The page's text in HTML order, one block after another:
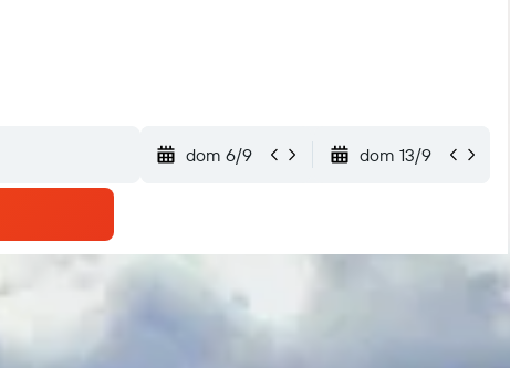
dom 6/9 dom 13/9